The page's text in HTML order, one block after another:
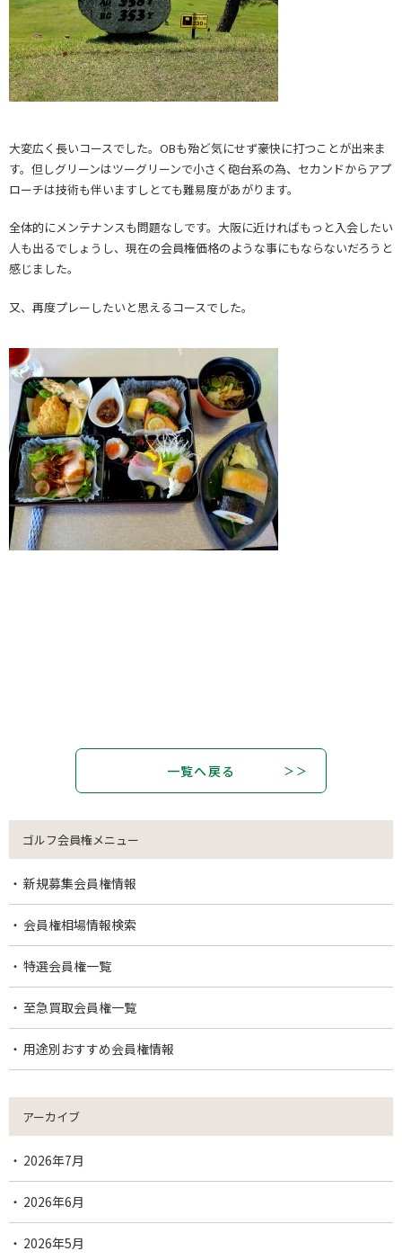
大変広く長いコースでした。OBも殆ど気にせず豪快に打つことが出来ま
す。但しグリーンはツーグリーンで小さく砲台系の為、セカンドからアプ
ローチは技術も伴いますしとても難易度があがります。
全体的にメンテナンスも問題なしです。大阪に近ければもっと入会したい
人も出るでしょうし、現在の会員権価格のような事にもならないだろうと
感じました。
又、再度プレーしたいと思えるコースでした。
一覧へ戻る
ゴルフ会員権メニュー
新規募集会員権情報
会員権相場情報検索
特選会員権一覧
至急買取会員権一覧
用途別おすすめ会員権情報
アーカイブ
2026年7月
2026年6月
2026年5月